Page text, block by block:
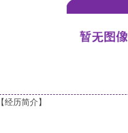
【经历简介】